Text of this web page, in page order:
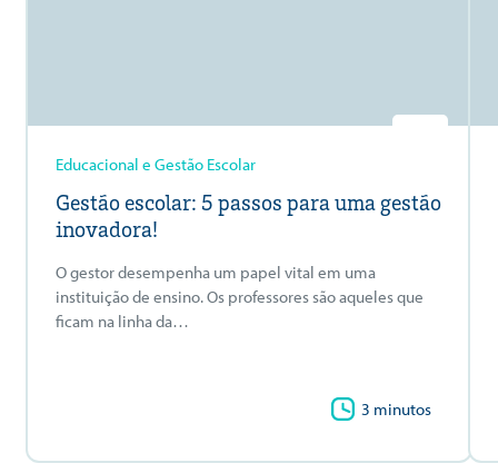
Educacional e Gestão Escolar
Gestão escolar: 5 passos para uma gestão
inovadora!
O gestor desempenha um papel vital em uma
instituição de ensino. Os professores são aqueles que
ficam na linha da…
3 minutos